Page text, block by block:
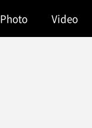
Photo Video